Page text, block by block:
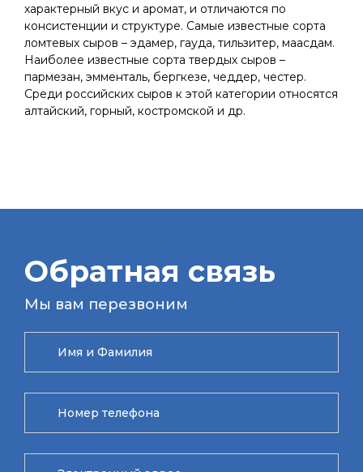
характерный вкус и аромат, и отличаются по
консистенции и структуре. Самые известные сорта
ломтевых сыров – эдамер, гауда, тильзитер, маасдам.
Наиболее известные сорта твердых сыров –
пармезан, эмменталь, бергкезе, чеддер, честер.
Среди российских сыров к этой категории относятся
алтайский, горный, костромской и др.
Обратная связь
Мы вам перезвоним